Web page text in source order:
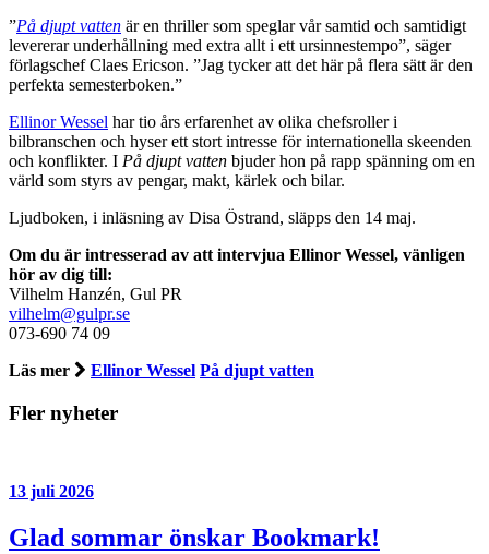
”På djupt vatten är en thriller som speglar vår samtid och samtidigt
levererar underhållning med extra allt i ett ursinnestempo”, säger
förlagschef Claes Ericson. ”Jag tycker att det här på flera sätt är den
perfekta semesterboken.”
Ellinor Wessel har tio års erfarenhet av olika chefsroller i
bilbranschen och hyser ett stort intresse för internationella skeenden
och konflikter. I På djupt vatten bjuder hon på rapp spänning om en
värld som styrs av pengar, makt, kärlek och bilar.
Ljudboken, i inläsning av Disa Östrand, släpps den 14 maj.
Om du är intresserad av att intervjua Ellinor Wessel, vänligen
hör av dig till:
Vilhelm Hanzén, Gul PR
vilhelm@gulpr.se
073-690 74 09
Läs mer
Ellinor Wessel På djupt vatten
Fler nyheter
13 juli 2026
Glad sommar önskar Bookmark!